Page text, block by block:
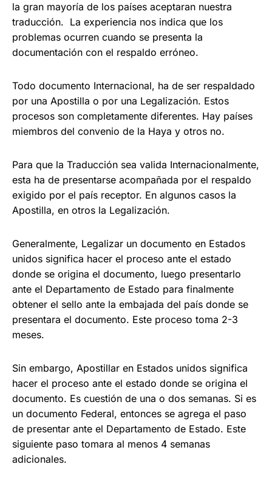
la gran mayoría de los países aceptaran nuestra
traducción. La experiencia nos indica que los
problemas ocurren cuando se presenta la
documentación con el respaldo erróneo.
Todo documento Internacional, ha de ser respaldado
por una Apostilla o por una Legalización. Estos
procesos son completamente diferentes. Hay países
miembros del convenio de la Haya y otros no.
Para que la Traducción sea valida Internacionalmente,
esta ha de presentarse acompañada por el respaldo
exigido por el país receptor. En algunos casos la
Apostilla, en otros la Legalización.
Generalmente, Legalizar un documento en Estados
unidos significa hacer el proceso ante el estado
donde se origina el documento, luego presentarlo
ante el Departamento de Estado para finalmente
obtener el sello ante la embajada del país donde se
presentara el documento. Este proceso toma 2-3
meses.
Sin embargo, Apostillar en Estados unidos significa
hacer el proceso ante el estado donde se origina el
documento. Es cuestión de una o dos semanas. Si es
un documento Federal, entonces se agrega el paso
de presentar ante el Departamento de Estado. Este
siguiente paso tomara al menos 4 semanas
adicionales.